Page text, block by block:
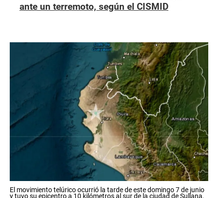
ante un terremoto, según el CISMID
El movimiento telúrico ocurrió la tarde de este domingo 7 de junio
y tuvo su epicentro a 10 kilómetros al sur de la ciudad de Sullana,